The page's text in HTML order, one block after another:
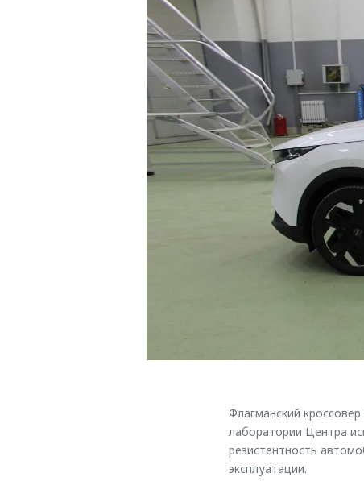
Флагманский
лаборатории Центра
резистентность
эксплуатации.